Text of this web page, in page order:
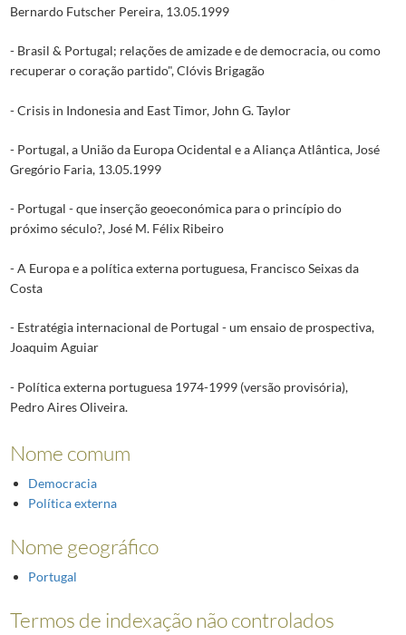
Bernardo Futscher Pereira, 13.05.1999
- Brasil & Portugal; relações de amizade e de democracia, ou como
recuperar o coração partido", Clóvis Brigagão
- Crisis in Indonesia and East Timor, John G. Taylor
- Portugal, a União da Europa Ocidental e a Aliança Atlântica, José
Gregório Faria, 13.05.1999
- Portugal - que inserção geoeconómica para o princípio do
próximo século?, José M. Félix Ribeiro
- A Europa e a política externa portuguesa, Francisco Seixas da
Costa
- Estratégia internacional de Portugal - um ensaio de prospectiva,
Joaquim Aguiar
- Política externa portuguesa 1974-1999 (versão provisória),
Pedro Aires Oliveira.
Nome comum
Democracia
Política externa
Nome geográfico
Portugal
Termos de indexação não controlados